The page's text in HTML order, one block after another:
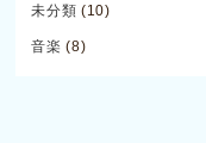
未分類 (10)
音楽 (8)